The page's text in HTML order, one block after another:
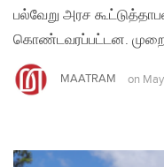
பல்வேறு அரச
கொண்ட​வரப்பட்டன.
MAATRAM on